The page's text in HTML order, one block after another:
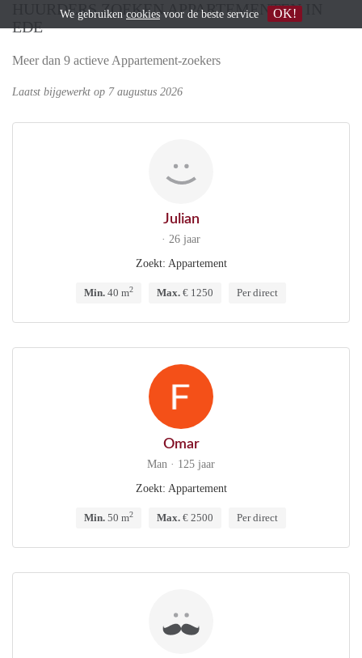
HUURDERS ZOEKEN APPARTEMENTEN IN
EDE
Meer dan 9 actieve Appartement-zoekers
Laatst bijgewerkt op 7 augustus 2026
Julian
· 26 jaar
Zoekt: Appartement
Min. 40 m2 Max. € 1250 Per direct
Omar
Man · 125 jaar
Zoekt: Appartement
Min. 50 m2 Max. € 2500 Per direct
We gebruiken cookies voor de beste service OK!